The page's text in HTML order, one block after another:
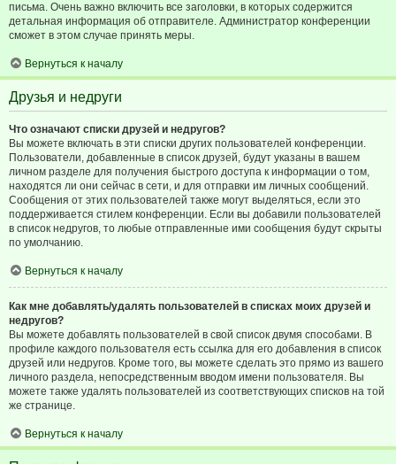
письма. Очень важно включить все заголовки, в которых содержится
детальная информация об отправителе. Администратор конференции
сможет в этом случае принять меры.
Вернуться к началу
Друзья и недруги
Что означают списки друзей и недругов?
Вы можете включать в эти списки других пользователей конференции.
Пользователи, добавленные в список друзей, будут указаны в вашем
личном разделе для получения быстрого доступа к информации о том,
находятся ли они сейчас в сети, и для отправки им личных сообщений.
Сообщения от этих пользователей также могут выделяться, если это
поддерживается стилем конференции. Если вы добавили пользователей
в список недругов, то любые отправленные ими сообщения будут скрыты
по умолчанию.
Вернуться к началу
Как мне добавлять/удалять пользователей в списках моих друзей и
недругов?
Вы можете добавлять пользователей в свой список двумя способами. В
профиле каждого пользователя есть ссылка для его добавления в список
друзей или недругов. Кроме того, вы можете сделать это прямо из вашего
личного раздела, непосредственным вводом имени пользователя. Вы
можете также удалять пользователей из соответствующих списков на той
же странице.
Вернуться к началу